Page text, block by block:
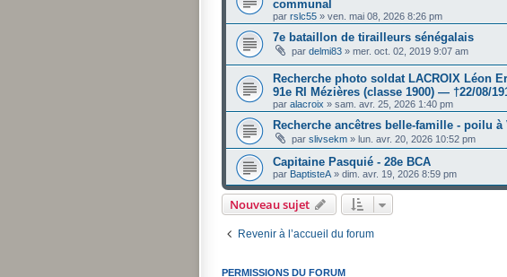
communal
par rslc55 » ven. mai 08, 2026 8:26 pm
7e bataillon de tirailleurs sénégalais
par delmi83 » mer. oct. 02, 2019 9:07 am
Recherche photo soldat LACROIX Léon
91e RI Mézières (classe 1900) — †22/08/
par alacroix » sam. avr. 25, 2026 1:40 pm
Recherche ancêtres belle-famille - poilu à
par slivsekm » lun. avr. 20, 2026 10:52 pm
Capitaine Pasquié - 28e BCA
par BaptisteA » dim. avr. 19, 2026 8:59 pm
Nouveau sujet
Revenir à l’accueil du forum
PERMISSIONS DU FORUM